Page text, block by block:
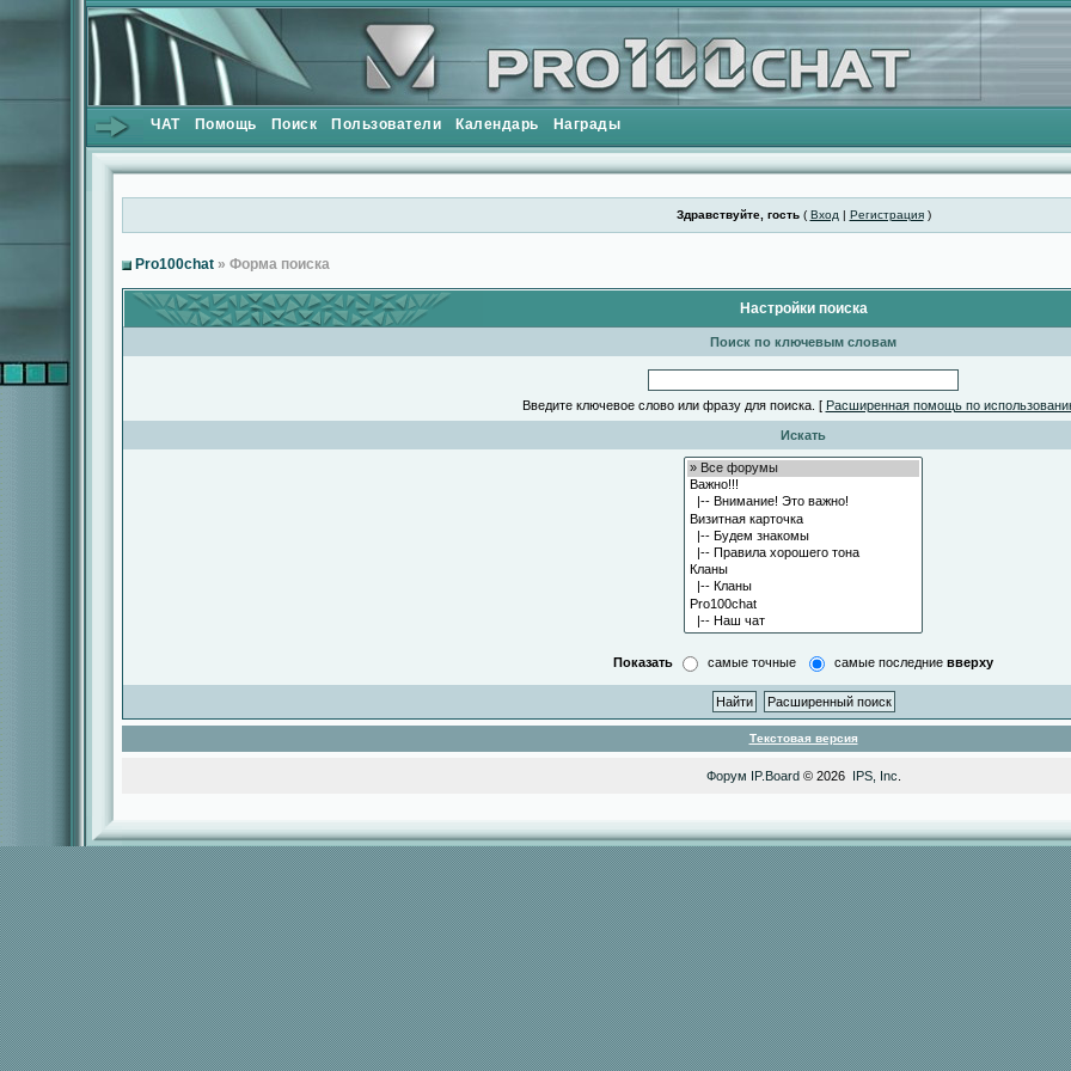
ЧАТ Помощь Поиск Пользователи Календарь Награды
Здравствуйте, гость( Вход | Регистрация)
Pro100chat » Форма поиска
Настройки поиска
Поиск по ключевым словам
Введите ключевое слово или фразу для поиска. [ Расширенная помощь по
Искать
Показать самые точные самые последние вверху
Текстовая версия
Форум IP.Board© 2026 IPS, Inc